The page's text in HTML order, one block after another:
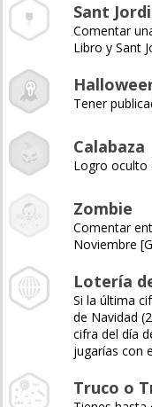
Sant Jordi
Comentar
Libro y Sant
Tener
Calabaza
Logro oculto
Zombie
Comentar
Noviembre
Lotería
Si la última
de Navidad
cifra del día
jugarías con
Truco o